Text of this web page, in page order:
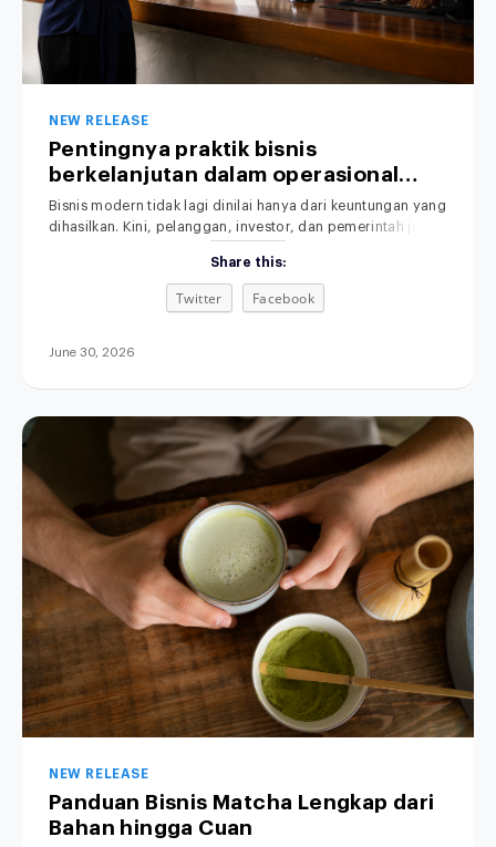
NEW RELEASE
Pentingnya praktik bisnis
berkelanjutan dalam operasional
perusahaan.
Bisnis modern tidak lagi dinilai hanya dari keuntungan yang
dihasilkan. Kini, pelanggan, investor, dan pemerintah juga
Praktik Bisnis yang Berkelanjutan menjadi perhatian utama
dalam dunia usaha saat ini. Karena itu, semakin banyak
perusahaan mulai menerapkan sustainable business
bertanggung jawab, dan berkelanjutan. Selain
Share this:
Twitter Facebook
June 30, 2026
NEW RELEASE
Panduan Bisnis Matcha Lengkap dari
Bahan hingga Cuan